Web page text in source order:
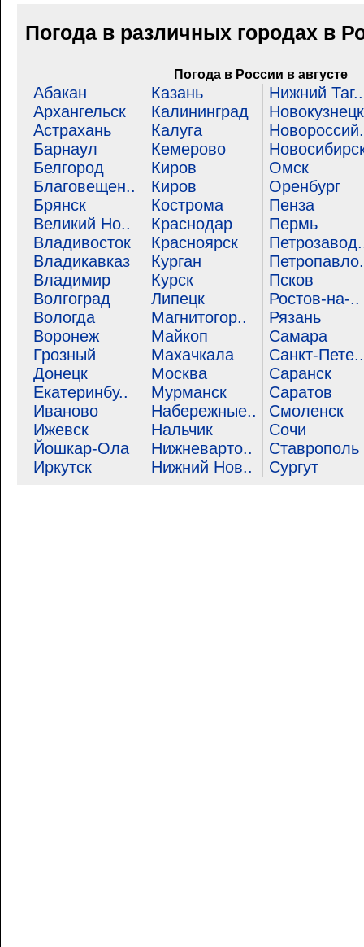
Погода в различных городах в
Погода в России в августе
Абакан
Архангельск
Астрахань
Барнаул
Белгород
Благовещен..
Брянск
Великий Но..
Владивосток
Владикавказ
Владимир
Волгоград
Вологда
Воронеж
Грозный
Донецк
Екатеринбу..
Иваново
Ижевск
Йошкар-Ола
Иркутск
Казань
Калининград
Калуга
Кемерово
Киров
Киров
Кострома
Краснодар
Красноярск
Курган
Курск
Липецк
Магнитогор..
Майкоп
Махачкала
Москва
Мурманск
Набережные..
Нальчик
Нижневарто..
Нижний Нов..
Нижний Таг..
Новокузнецк
Омск
Оренбург
Пенза
Пермь
Псков
Ростов-на-..
Рязань
Самара
Санкт-Пете..
Саранск
Саратов
Смоленск
Сочи
Ставрополь
Сургут